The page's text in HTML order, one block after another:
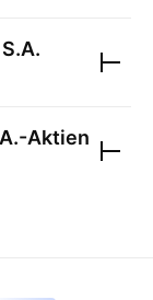
-Aktien